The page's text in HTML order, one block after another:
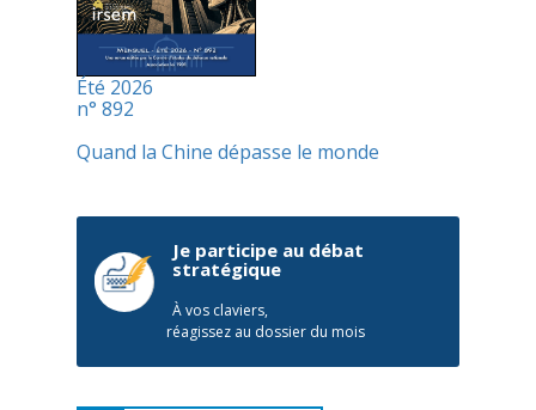
Été 2026
n° 892
Quand la Chine dépasse le monde
Je participe au débat
stratégique
À vos claviers,
réagissez au dossier du mois